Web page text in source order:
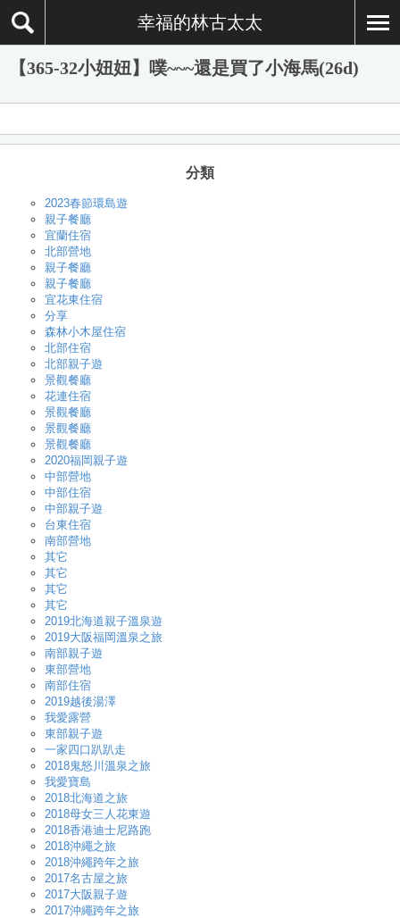
幸福的林古太太
【365-32小妞妞】噗~~~還是買了小海馬(26d)
分類
2023春節環島遊
親子餐廳
宜蘭住宿
北部營地
親子餐廳
親子餐廳
宜花東住宿
分享
森林小木屋住宿
北部住宿
北部親子遊
景觀餐廳
花連住宿
景觀餐廳
景觀餐廳
景觀餐廳
2020福岡親子遊
中部營地
中部住宿
中部親子遊
台東住宿
南部營地
其它
其它
其它
其它
2019北海道親子溫泉遊
2019大阪福岡溫泉之旅
南部親子遊
東部營地
南部住宿
2019越後湯澤
我愛露營
東部親子遊
一家四口趴趴走
2018鬼怒川溫泉之旅
我愛寶島
2018北海道之旅
2018母女三人花東遊
2018香港迪士尼路跑
2018沖繩之旅
2018沖繩跨年之旅
2017名古屋之旅
2017大阪親子遊
2017沖繩跨年之旅